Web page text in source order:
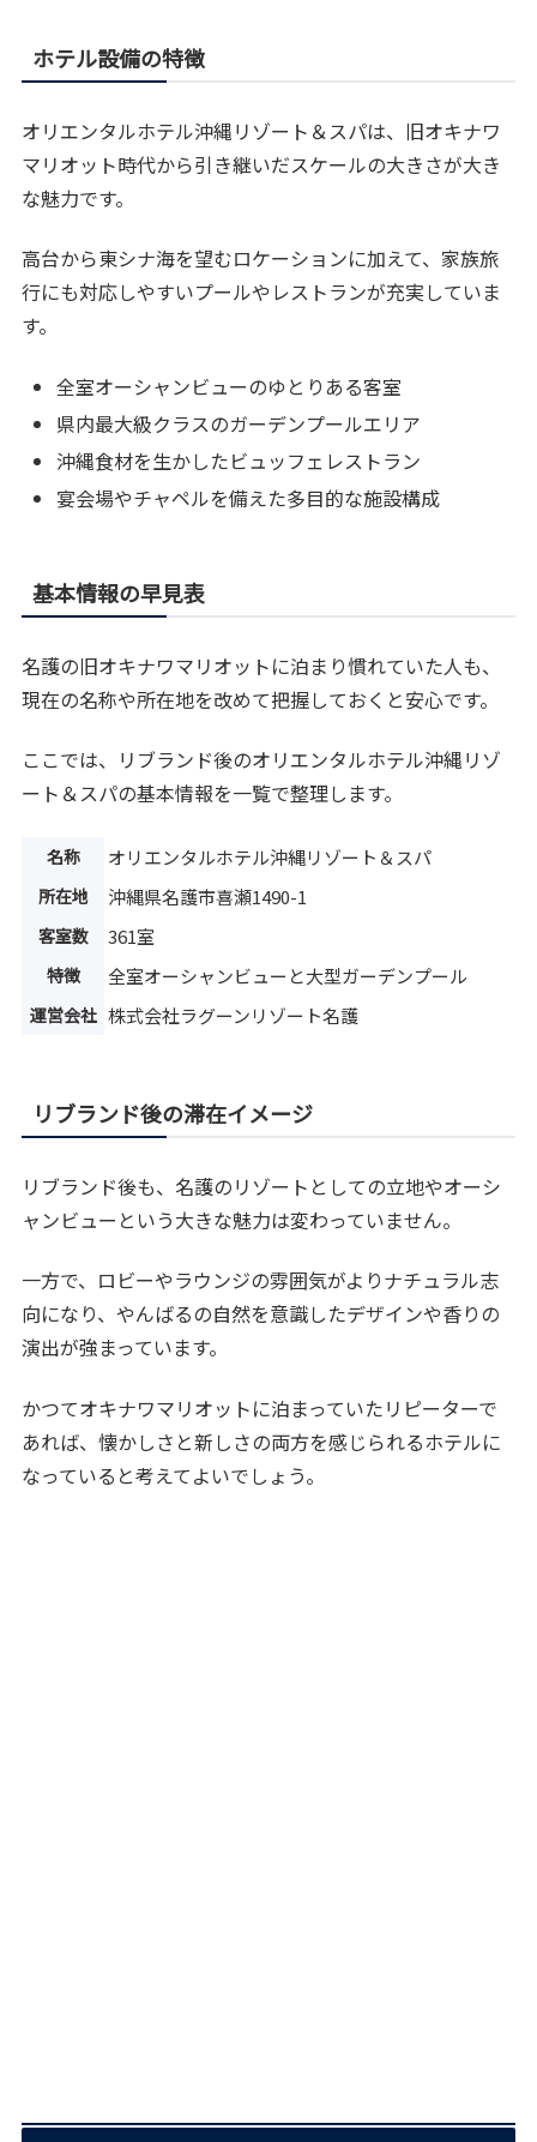
ホテル設備の特徴
オリエンタルホテル沖縄リゾート＆スパは、旧オキナワ
マリオット時代から引き継いだスケールの大きさが大き
な魅力です。
高台から東シナ海を望むロケーションに加えて、家族旅
行にも対応しやすいプールやレストランが充実していま
す。
全室オーシャンビューのゆとりある客室
県内最大級クラスのガーデンプールエリア
沖縄食材を生かしたビュッフェレストラン
宴会場やチャペルを備えた多目的な施設構成
基本情報の早見表
名護の旧オキナワマリオットに泊まり慣れていた人も、
現在の名称や所在地を改めて把握しておくと安心です。
ここでは、リブランド後のオリエンタルホテル沖縄リゾ
ート＆スパの基本情報を一覧で整理します。
名称 オリエンタルホテル沖縄リゾート＆スパ
所在地 沖縄県名護市喜瀬1490-1
客室数 361室
特徴 全室オーシャンビューと大型ガーデンプール
運営会社 株式会社ラグーンリゾート名護
リブランド後の滞在イメージ
リブランド後も、名護のリゾートとしての立地やオーシ
ャンビューという大きな魅力は変わっていません。
一方で、ロビーやラウンジの雰囲気がよりナチュラル志
向になり、やんばるの自然を意識したデザインや香りの
演出が強まっています。
かつてオキナワマリオットに泊まっていたリピーターで
あれば、懐かしさと新しさの両方を感じられるホテルに
なっていると考えてよいでしょう。